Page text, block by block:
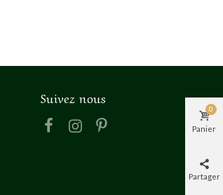
Suivez nous
Panier
0
Partager